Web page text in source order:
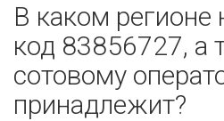
В каком регионе
код 83856727, а
сотовому
принадлежит?